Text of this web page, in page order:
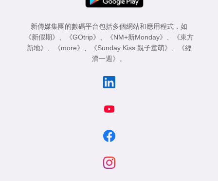
新傳媒集團的數碼平台包括多個網站和應用程式，如
《新假期》
《GOtrip》 《NM+新Monday》
《東方
新地》
《more》 《Sunday Kiss 親子童萌》
《經
濟一週》
。